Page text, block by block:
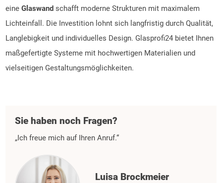
eineGlaswand schafft moderne Strukturen mit maximalem
Lichteinfall. Die Investition lohnt sich langfristig durch Qualität,
Langlebigkeit und individuelles Design. Glasprofi24 bietet Ihnen
maßgefertigte Systeme mit hochwertigen Materialien und
vielseitigen Gestaltungsmöglichkeiten.
Sie haben noch Fragen?
„Ich freue mich auf Ihren Anruf.“
Luisa Brockmeier